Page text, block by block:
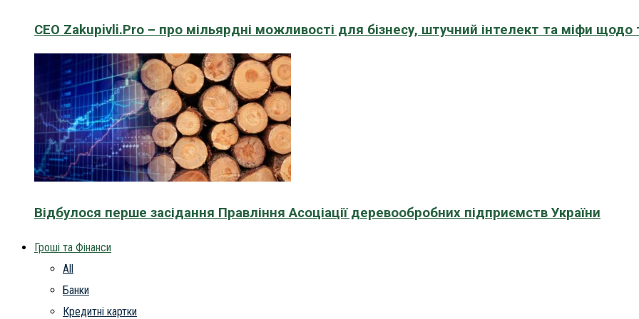
CEO Zakupivli.Pro – про мільярдні можливості для бізнесу, штучний інтелект та міфи щодо
Відбулося перше засідання Правління Асоціації деревообробних підприємств України
Гроші та Фінанси
All
Банки
Кредитні картки